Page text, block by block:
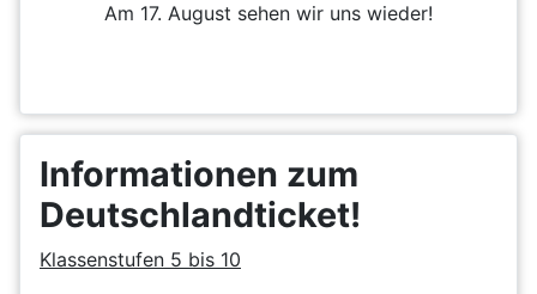
Am 17. August sehen wir uns wieder!
Informationen zum
Deutschlandticket!
Klassenstufen 5 bis 10